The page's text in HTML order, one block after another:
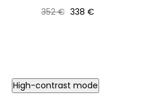
Bežná cena
352 € Cena
338 €
High-contrast mode